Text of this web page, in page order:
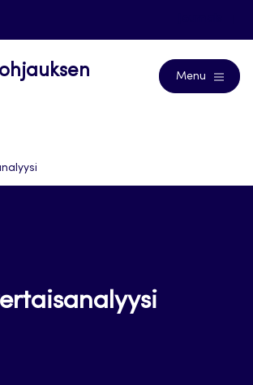
Menu